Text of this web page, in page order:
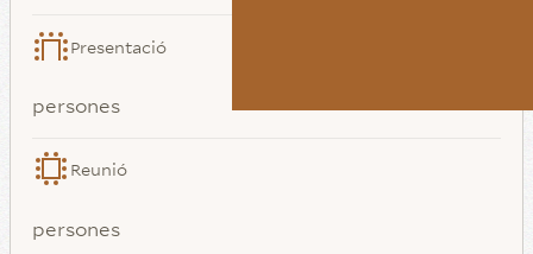
Presentació
persones
Reunió
persones